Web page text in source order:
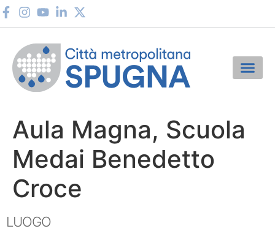
Aula Magna, Scuola
Medai Benedetto
Croce
LUOGO